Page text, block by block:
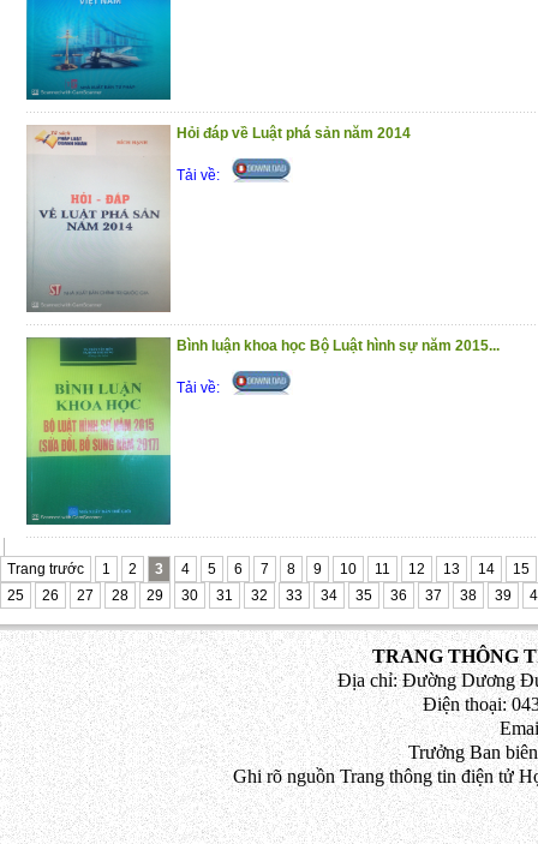
Hỏi đáp về Luật phá sản năm 2014
Tải về:
Bình luận khoa học Bộ Luật hình sự năm 2015...
Tải về:
Trang trước 1 2 3 4 5 6 7 8 9 10 11 12 13 14
15
25
26 27 28 29 30 31 32 33 34 35 36 37 38 39
TRANG THÔNG
Địa chỉ: Đường Dương
Điện thoại:
Trưởng Ban
Ghi rõ nguồn Trang thông tin điện tử